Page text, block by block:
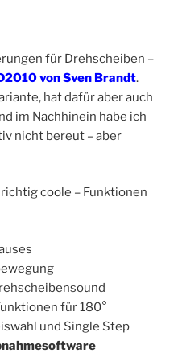
für Drehscheiben –
von Sven Brandt.
hat dafür aber auch
im Nachhinein habe ich
nicht bereut – aber
coole – Funktionen
für 180°
und Single Step